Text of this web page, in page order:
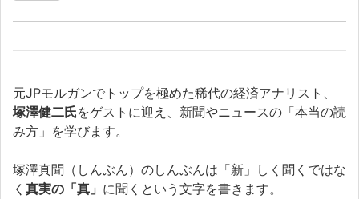
元JPモルガンでトップを極めた稀代の経済アナリスト、
塚澤健二氏をゲストに迎え、新聞やニュースの「本当の読
み方」を学びます。
塚澤真聞（しんぶん）のしんぶんは「新」しく聞くではな
く 真実の「真」 に聞くという文字を書きます。